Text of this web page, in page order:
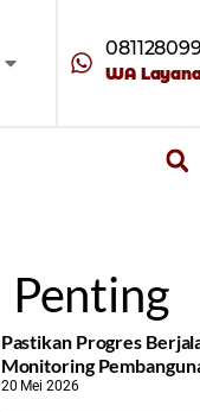
WA
Penting
Pastikan Progres
Monitoring
20 Mei 2026